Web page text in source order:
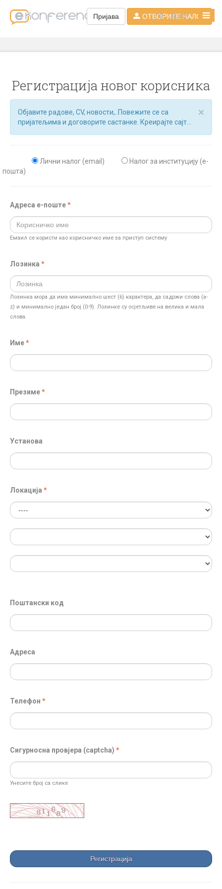
Пријава ОТВОРИТЕ НАЛОГ
СР - ЋИР
Регистрација новог корисника
×
Објавите радове, CV, новости,..Повежите се са
пријатељима и договорите састанке. Креирајте сајт...
Лични налог (email)
Налог за институцију (е-
пошта)
Aдреса e-поште
Eмаил се користи као корисничко име за приступ систему
Лозинка
Лозинка мора да има минимално шест (6) карактера, да садржи слова (a-
z) и минимално један број (0-9). Лозинке су осјетљиве на велика и мала
слова.
Име
Презиме
Установа
Локација
Поштански код
Адреса
Телефон
Сигурносна провјера (captcha)
Унесите број са слике